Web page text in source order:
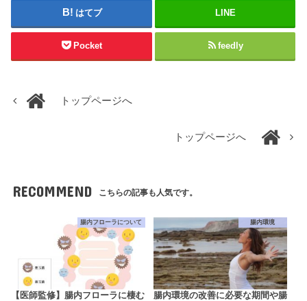
はてブ LINE
Pocket feedly
トップページへ
トップページへ
RECOMMEND こちらの記事も人気です。
腸内フローラについて
【医師監修】腸内フローラに棲む
腸内環境
腸内環境の改善に必要な期間や腸